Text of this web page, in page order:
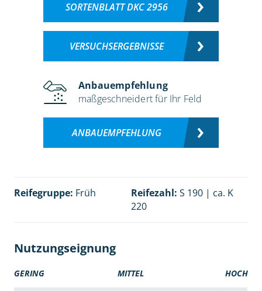
SORTENBLATT DKC 2956
VERSUCHSERGEBNISSE
Anbauempfehlung
maßgeschneidert für Ihr Feld
ANBAUEMPFEHLUNG
Reifegruppe: Früh Reifezahl: S 190 | ca. K
220
Nutzungseignung
GERING MITTEL HOCH